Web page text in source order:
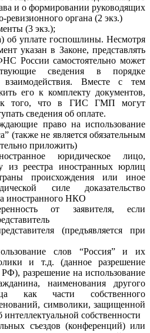
и о формировании руководящих
ревизионного органа (2 экз.)
(3 экз.);
об уплате госпошлины. Несмотря
указан в Законе, представлять
России самостоятельно может
сведения в порядке
взаимодействия. Вместе с тем
его к комплекту документов,
того, что в ГИС ГМП могут
сведения об оплате.
право на использование
(также не является обязательным
приложить)
юридическое лицо,
из реестра иностранных юрлиц
происхождения или иное
силе доказательство
иностранного НКО
от заявителя, если
(предъявляется при
слов “Россия” и их
и т.д. (данное разрешение
разрешение на использование
наименования другого
как части собственного
символики, защищенной
интеллектуальной собственности
съездов (конференций) или